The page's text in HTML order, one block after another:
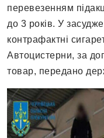
перевезенням
до 3 років. У
контрафактні
Автоцистерни, за
товар, передано